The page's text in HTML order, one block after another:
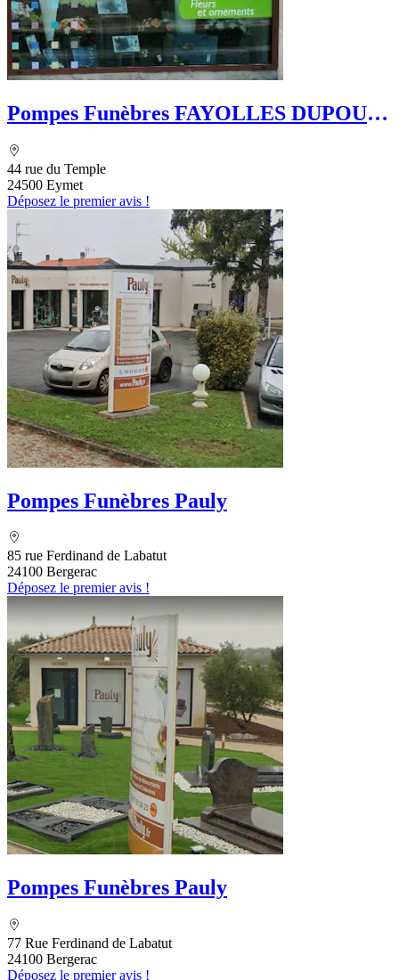
Pompes Funèbres FAYOLLES DUPOUY
44 rue du Temple
24500 Eymet
Déposez le premier avis !
Pompes Funèbres Pauly
85 rue Ferdinand de Labatut
24100 Bergerac
Déposez le premier avis !
Pompes Funèbres Pauly
77 Rue Ferdinand de Labatut
24100 Bergerac
Déposez le premier avis !